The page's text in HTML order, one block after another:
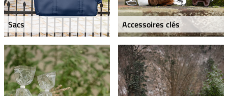
Sacs Accessoires clés